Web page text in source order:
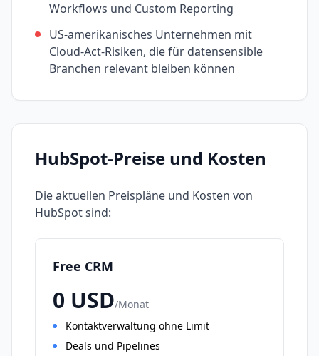
Workflows und Custom Reporting
US-amerikanisches Unternehmen mit
Cloud-Act-Risiken, die für datensensible
Branchen relevant bleiben können
HubSpot-Preise und Kosten
Die aktuellen Preispläne und Kosten von
HubSpotsind:
Free CRM
0 USD/Monat
Kontaktverwaltung ohne Limit
Deals und Pipelines